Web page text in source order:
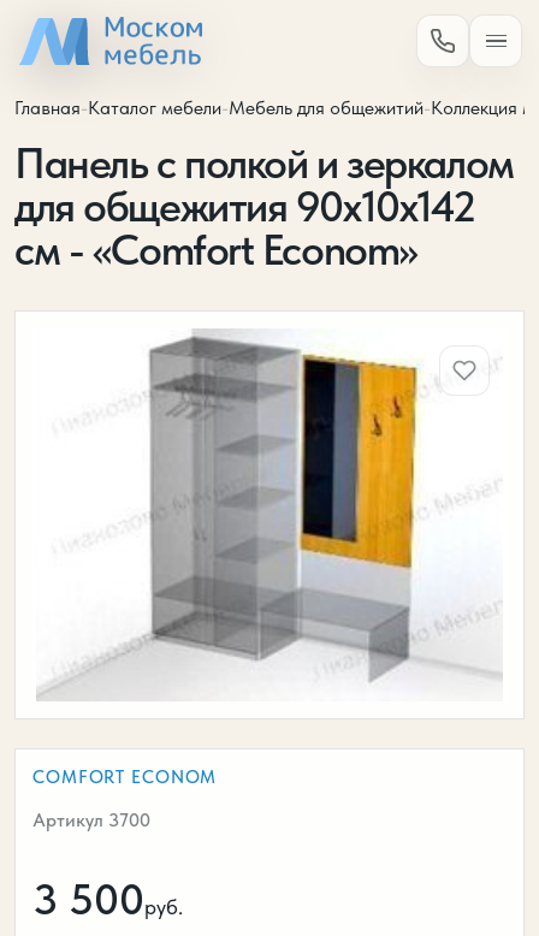
Главная-Каталог мебели-Мебель для общежитий-Коллекция
Панель с полкой и зеркалом
для общежития 90х10х142
см - «Comfort Econom»
COMFORT ECONOM
Артикул 3700
3 500руб.